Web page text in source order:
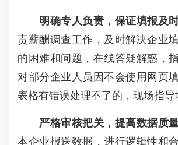
明确专人负责， 保证填报及
责薪酬调查工作，及时解决企业
的困难和问题，在线答疑解惑，
对部分企业人员因不会使用网页
表格有错误处理不了的，现场指导
严格审核把关， 提高数据质
本企业报送数据，进行逻辑性和